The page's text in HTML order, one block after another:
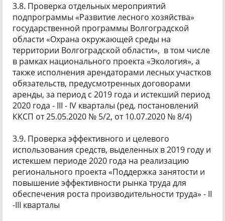
3.8. Проверка отдельных мероприятий
подпрограммы «Развитие лесного хозяйства»
государственной программы Волгоградской
области «Охрана окружающей среды на
территории Волгоградской области», в том числе
в рамках национального проекта «Экология», а
также исполнения арендаторами лесных участков
обязательств, предусмотренных договорами
аренды, за период с 2019 года и истекший период
2020 года - III - IV кварталы (ред. постановлений
ККСП от 25.05.2020 № 5/2, от 10.07.2020 № 8/4)
3.9. Проверка эффективного и целевого
использования средств, выделенных в 2019 году и
истекшем периоде 2020 года на реализацию
регионального проекта «Поддержка занятости и
повышение эффективности рынка труда для
обеспечения роста производительности труда» - II
-III кварталы